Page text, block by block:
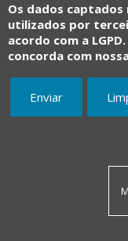
Os dados
utilizados por
acordo com a
concorda com
Enviar